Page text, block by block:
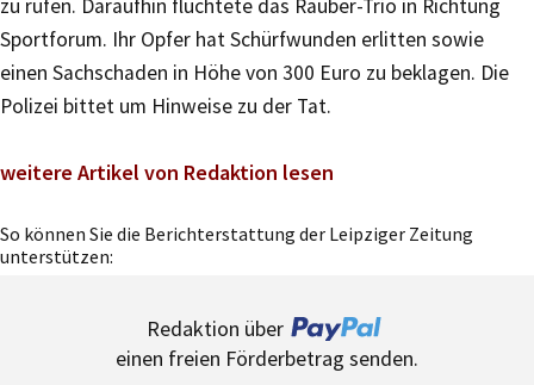
zu rufen. Daraufhin flüchtete das Räuber-Trio in Richtung
Sportforum. Ihr Opfer hat Schürfwunden erlitten sowie
einen Sachschaden in Höhe von 300 Euro zu beklagen. Die
Polizei bittet um Hinweise zu der Tat.
weitere Artikel von Redaktion lesen
So können Sie die Berichterstattung der Leipziger Zeitung
unterstützen:
Redaktion über
einen freien Förderbetrag senden.